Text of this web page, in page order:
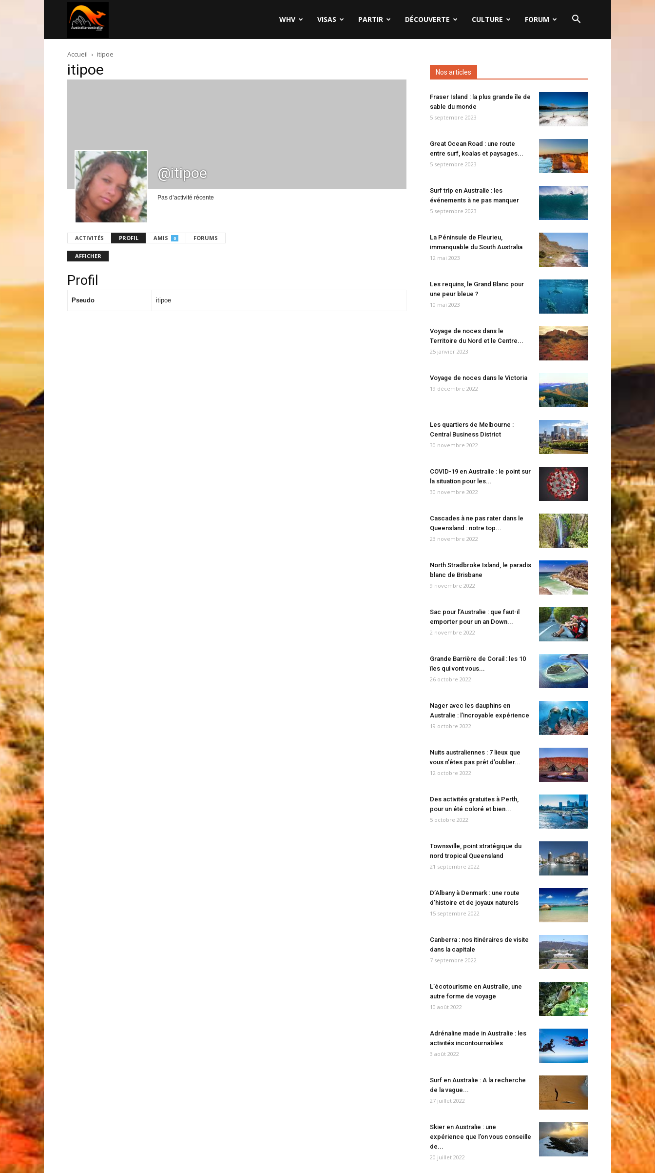
australie.com
WHV VISAS PARTIR DÉCOUVERTE CULTURE FORUM
Accueil itipoe
itipoe
@itipoe
Pas d’activité récente
ACTIVITÉS PROFIL AMIS 0 FORUMS
AFFICHER
Profil
Pseudo itipoe
Nos articles
Fraser Island : la plus grande île de
sable du monde
5 septembre 2023
Great Ocean Road : une route
entre surf, koalas et paysages...
5 septembre 2023
Surf trip en Australie : les
événements à ne pas manquer
5 septembre 2023
La Péninsule de Fleurieu,
immanquable du South Australia
12 mai 2023
Les requins, le Grand Blanc pour
une peur bleue ?
10 mai 2023
Voyage de noces dans le
Territoire du Nord et le Centre...
25 janvier 2023
Voyage de noces dans le Victoria
19 décembre 2022
Les quartiers de Melbourne :
Central Business District
30 novembre 2022
COVID-19 en Australie : le point sur
la situation pour les...
30 novembre 2022
Cascades à ne pas rater dans le
Queensland : notre top...
23 novembre 2022
North Stradbroke Island, le paradis
blanc de Brisbane
9 novembre 2022
Sac pour l’Australie : que faut-il
emporter pour un an Down...
2 novembre 2022
Grande Barrière de Corail : les 10
îles qui vont vous...
26 octobre 2022
Nager avec les dauphins en
Australie : l’incroyable expérience
19 octobre 2022
Nuits australiennes : 7 lieux que
vous n’êtes pas prêt d’oublier...
12 octobre 2022
Des activités gratuites à Perth,
pour un été coloré et bien...
5 octobre 2022
Townsville, point stratégique du
nord tropical Queensland
21 septembre 2022
D’Albany à Denmark : une route
d’histoire et de joyaux naturels
15 septembre 2022
Canberra : nos itinéraires de visite
dans la capitale
7 septembre 2022
L’écotourisme en Australie, une
autre forme de voyage
10 août 2022
Adrénaline made in Australie : les
activités incontournables
3 août 2022
Surf en Australie : A la recherche
de la vague...
27 juillet 2022
Skier en Australie : une
expérience que l’on vous conseille
de...
20 juillet 2022